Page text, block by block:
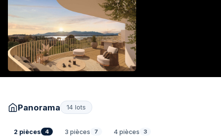
Panorama 14 lots
2 pièces 4 3 pièces 7 4 pièces 3